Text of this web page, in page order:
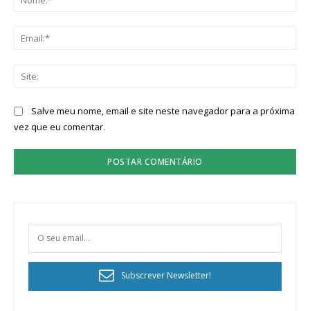
Salve meu nome, email e site neste navegador para a próxima
vez que eu comentar.
Subscrever Newsletter!